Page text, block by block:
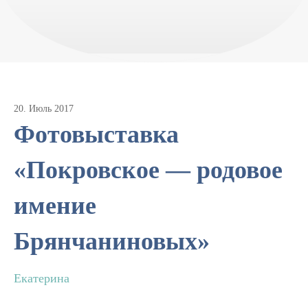
20. Июль 2017
Фотовыставка
«Покровское — родовое
имение
Брянчаниновых»
Екатерина